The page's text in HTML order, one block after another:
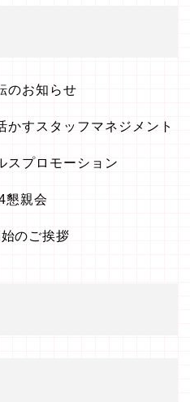
のお知らせ
かすスタッフマネジメント
スプロモーション
懇親会
のご挨拶